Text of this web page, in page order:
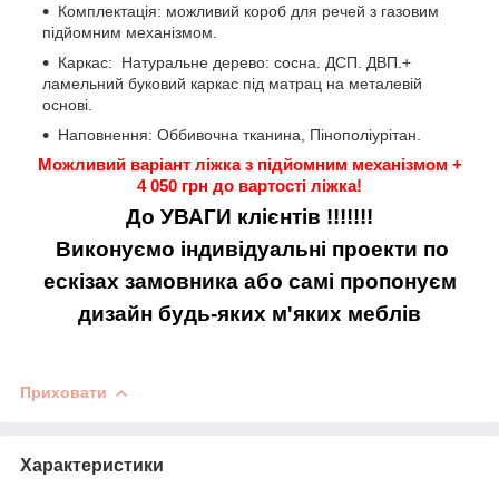
Комплектація: можливий короб для речей з газовим
підйомним механізмом.
Каркас: Натуральне дерево: сосна. ДСП. ДВП.+
ламельний буковий каркас під матрац на металевій
основі.
Наповнення: Оббивочна тканина, Пінополіурітан.
Можливий варіант ліжка з підйомним механізмом +
4 050 грн до вартості ліжка!
До УВАГИ клієнтів !!!!!!!
Виконуємо індивідуальні проекти по
ескізах замовника або самі пропонуєм
дизайн будь-яких м'яких меблів
Приховати
Характеристики